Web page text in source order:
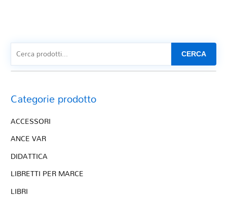
CERCA
Categorie prodotto
ACCESSORI
ANCE VAR
DIDATTICA
LIBRETTI PER MARCE
LIBRI